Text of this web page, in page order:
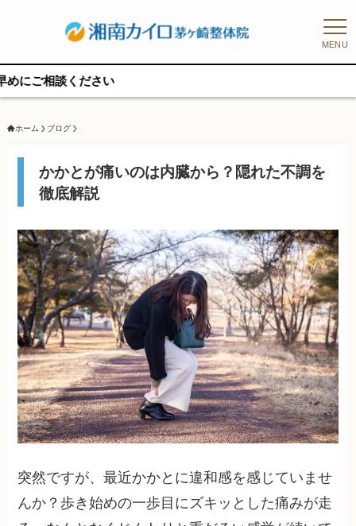
MENU
ホーム ブログ
かかとが痛いのは内臓から？隠れた不調を
徹底解説
突然ですが、最近かかとに違和感を感じていませ
んか？歩き始めの一歩目にズキッとした痛みが走